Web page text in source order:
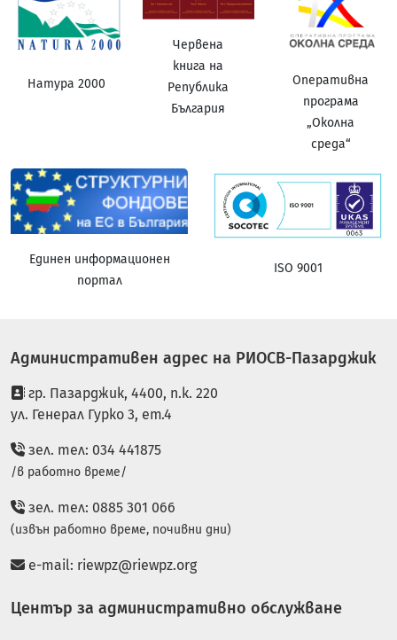
Натура 2000
Червена
книга на
Република
България
Оперативна
програма
„Околна
среда“
Единен информационен
портал
ISO 9001
Административен адрес на РИОСВ-Пазарджик
гр. Пазарджик, 4400, п.к. 220
ул. Генерал Гурко 3, ет.4
зел. тел: 034 441875
/в работно време/
зел. тел: 0885 301 066
(извън работно време, почивни дни)
e-mail: riewpz@riewpz.org
Център за административно обслужване